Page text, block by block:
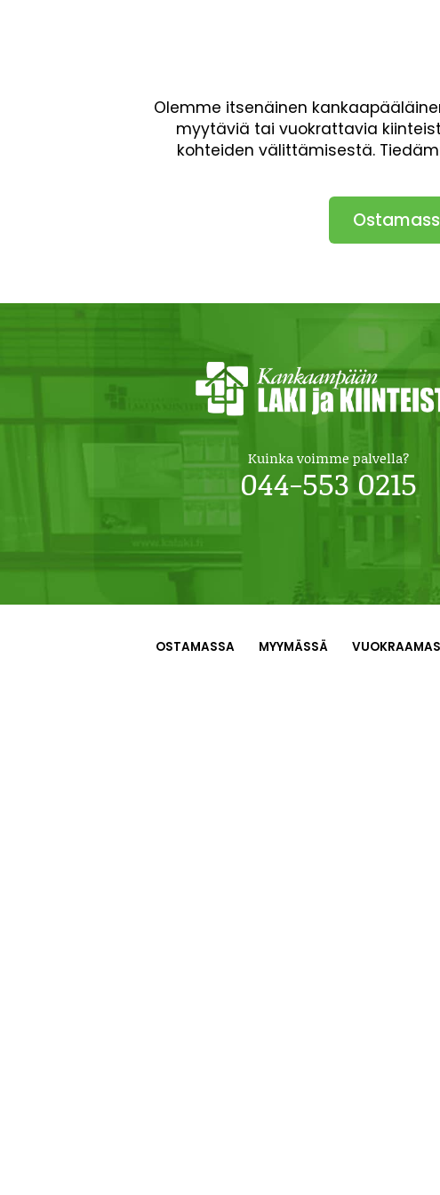
Olemme itsenäinen
myytäviä tai vuokrattavia
kohteiden välittämisestä.
Kuinka voimme palvella?
044-553 0215
OSTAMASSA MYYMÄSSÄ